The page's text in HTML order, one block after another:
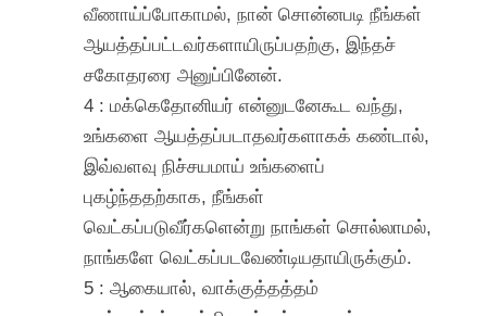
வீணாய்ப்போகாமல், நான் சொன்னபடி நீங்கள்
ஆயத்தப்பட்டவர்களாயிருப்பதற்கு, இந்தச்
சகோதரரை அனுப்பினேன்.
4 : மக்கெதோனியர் என்னுடனேகூட வந்து,
உங்களை ஆயத்தப்படாதவர்களாகக் கண்டால்,
இவ்வளவு நிச்சயமாய் உங்களைப்
புகழ்ந்ததற்காக, நீங்கள்
வெட்கப்படுவீர்களென்று நாங்கள் சொல்லாமல்,
நாங்களே வெட்கப்படவேண்டியதாயிருக்கும்.
5 : ஆகையால், வாக்குத்தத்தம்